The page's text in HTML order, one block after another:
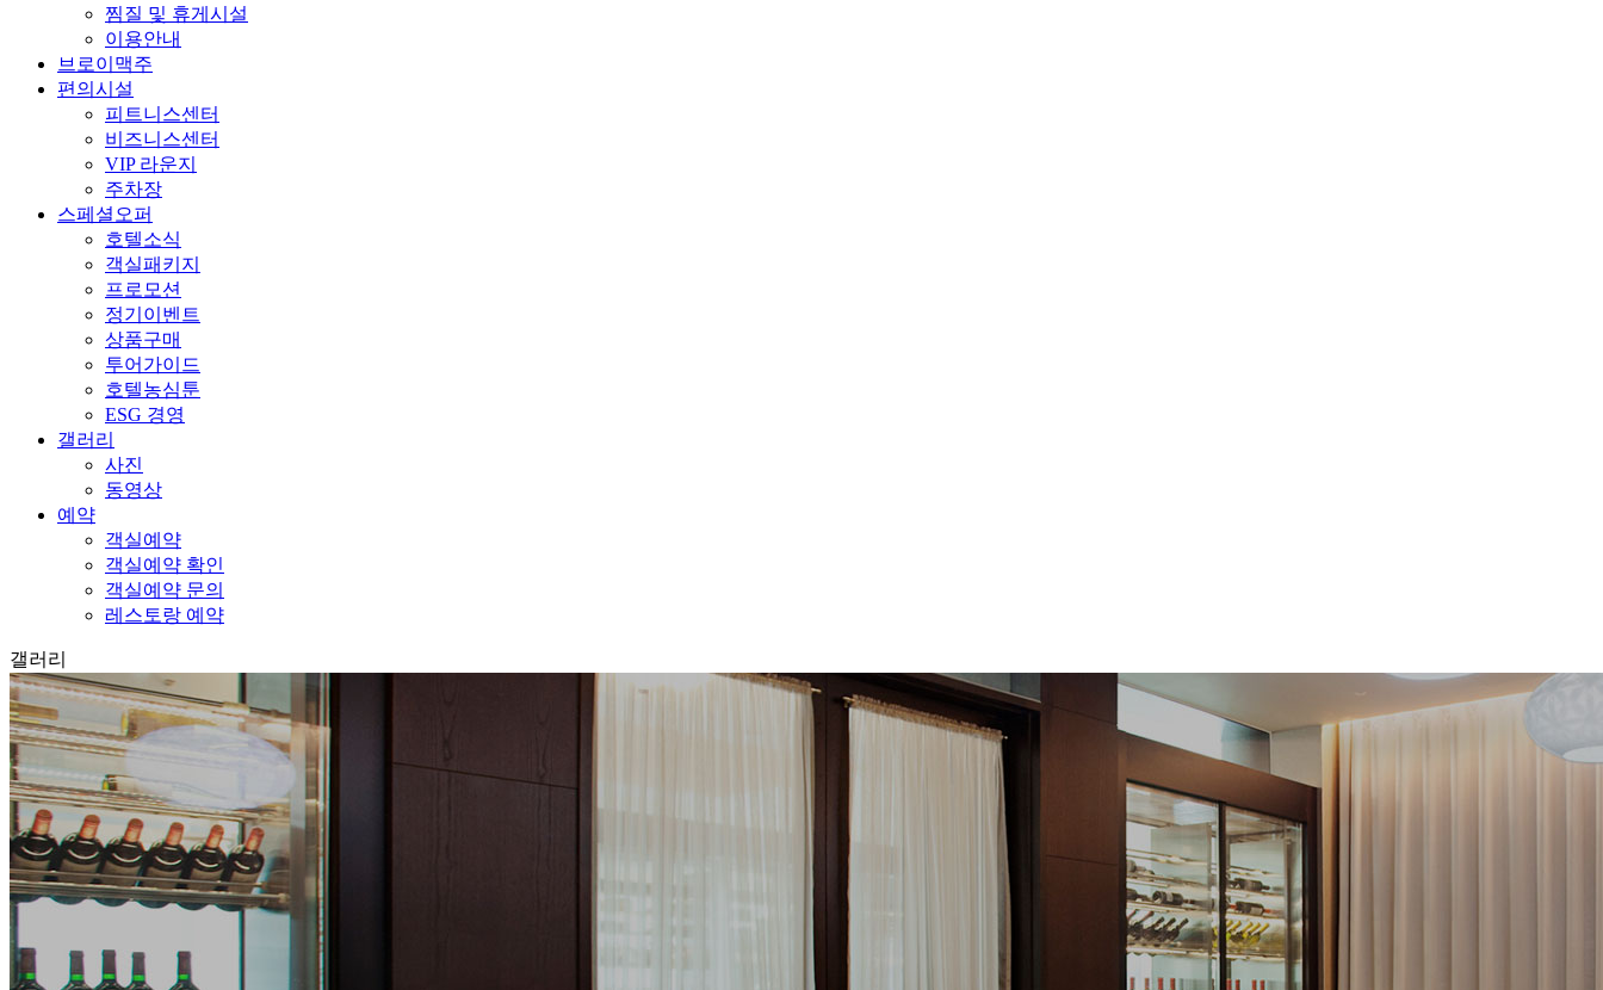
찜질 및 휴게시설
이용안내
브로이맥주
편의시설
피트니스센터
비즈니스센터
VIP 라운지
주차장
스페셜오퍼
호텔소식
객실패키지
프로모션
정기이벤트
상품구매
투어가이드
호텔농심툰
ESG 경영
갤러리
사진
동영상
예약
객실예약
객실예약 확인
객실예약 문의
레스토랑 예약
갤러리